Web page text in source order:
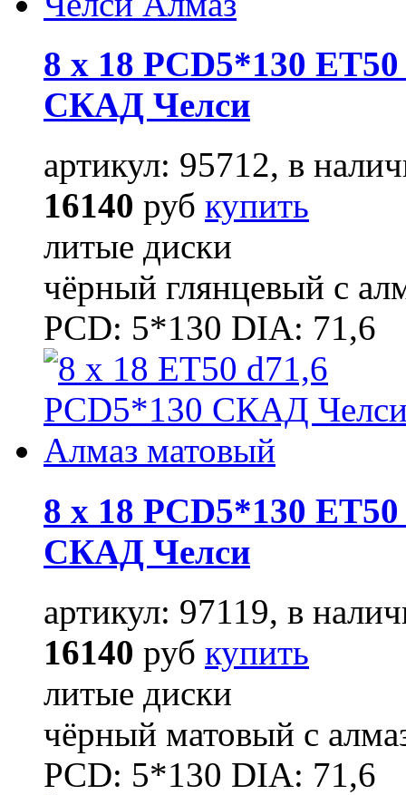
8 x 18 PCD5*130
СКАД Челси
артикул: 95712, в
16140 руб купить
литые диски
чёрный глянцевый с
PCD: 5*130 DIA: 71,6
8 x 18 PCD5*130
СКАД Челси
артикул: 97119, в
16140 руб купить
литые диски
чёрный матовый с
PCD: 5*130 DIA: 71,6